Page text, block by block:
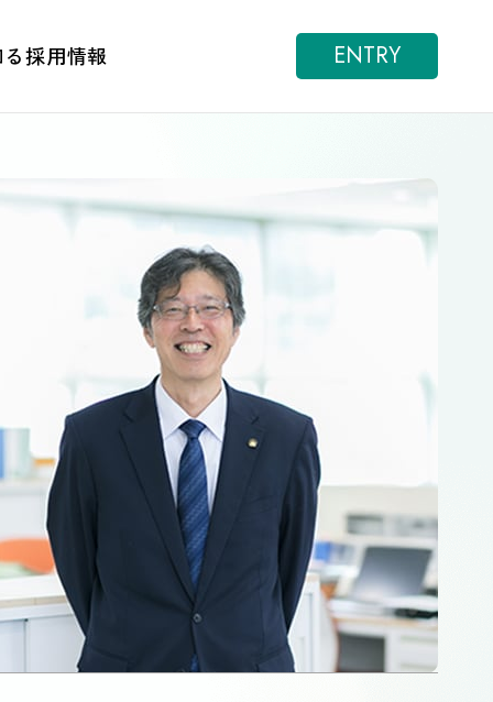
採用情報 ENTRY